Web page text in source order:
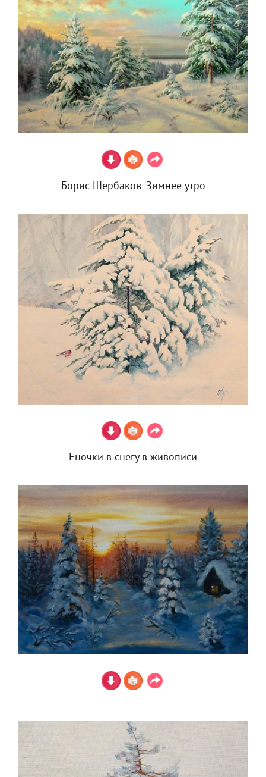
Борис Щербаков. Зимнее утро
Еночки в снегу в живописи